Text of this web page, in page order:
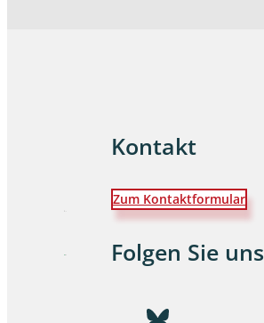
Kontakt
Zum Kontaktformular
Folgen Sie uns